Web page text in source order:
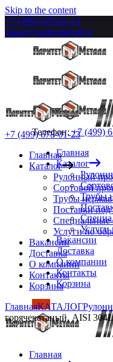
Skip to the content
+7 (499) 678-01-23
zakaz@paritetmetall.ru
Телефон:+7 (499)
Главная
Каталог
Трубы
Услуги
Вакансии
Доставка
О компании
Контакты
Корзина
Главная
+7 (499) 678-01-23
Главная
Каталог
Рулонный
Сортовой
Трубы
Поставки под
Специальные
Услуги по
Вакансии
Доставка
О компании
Контакты
Корзина
ГлавнаяКАТАЛОГ
горячекатаный, AISI